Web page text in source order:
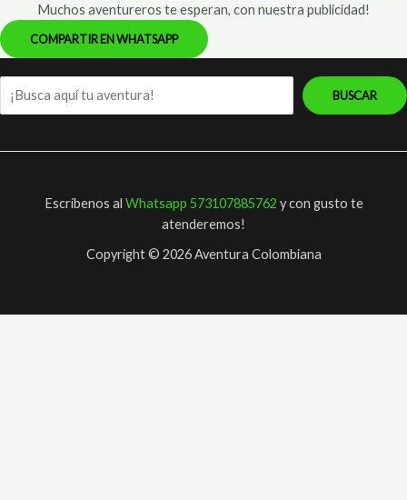
Muchos aventureros te esperan, con nuestra publicidad!
COMPARTIR EN WHATSAPP
aventura!
BUSCAR
Escríbenos al Whatsapp 573107885762 y con gusto te
atenderemos!
Copyright © 2026 Aventura Colombiana